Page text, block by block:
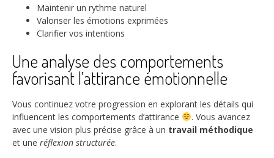
Maintenir un rythme naturel
Valoriser les émotions exprimées
Clarifier vos intentions
Une analyse des comportements
favorisant l’attirance émotionnelle
Vous continuez votre progression en explorant les détails qui
influencent les comportements d’attirance
. Vous avancez
avec une vision plus précise grâce à un travail méthodique
et une réflexion structurée.